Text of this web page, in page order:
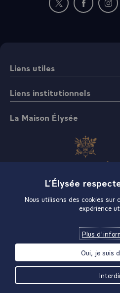
Nouvelle fenêtre :
Nouvelle
Liens utiles
Liens institutionnels
La Maison Élysée
L’Élysée
Nous utilisons des cookies sur
expérience
Plus
Oui, je suis